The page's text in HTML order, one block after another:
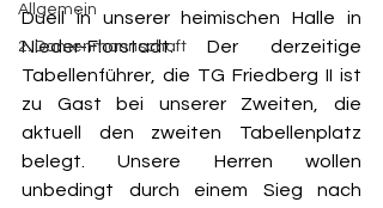
Allgemein
2. Damenmannschaft
Duell in unserer heimischen Halle in
Nieder-Florstadt. Der derzeitige
Tabellenführer, die TG Friedberg II ist
zu Gast bei unserer Zweiten, die
aktuell den zweiten Tabellenplatz
belegt. Unsere Herren wollen
unbedingt durch einem Sieg nach